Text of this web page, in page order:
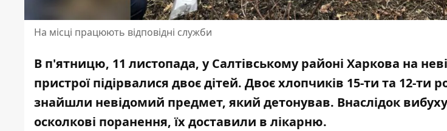
На місці працюють відповідні служби
В п'ятницю, 11 листопада, у Салтівському районі Харкова на
пристрої підірвалися двоє дітей. Двоє хлопчиків 15-ти та 12-ти
знайшли невідомий предмет, який детонував. Внаслідок
осколкові поранення, їх доставили в лікарню.